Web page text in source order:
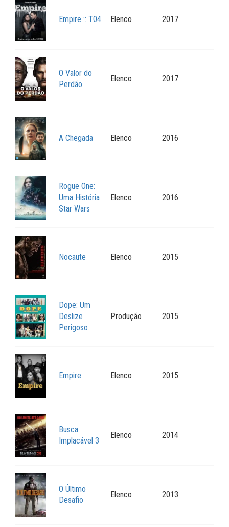
Empire :: T04 Elenco 2017
O Valor do
Perdão
Elenco 2017
A Chegada Elenco 2016
Rogue One:
Uma História
Star Wars
Elenco 2016
Nocaute Elenco 2015
Dope: Um
Deslize
Perigoso
Produção 2015
Empire Elenco 2015
Busca
Implacável 3
Elenco 2014
O Último
Desafio
Elenco 2013